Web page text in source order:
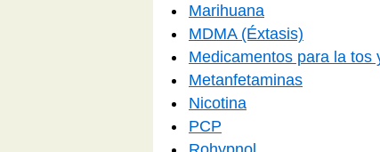
Marihuana
MDMA (Éxtasis)
Medicamentos para la tos
Metanfetaminas
Nicotina
PCP